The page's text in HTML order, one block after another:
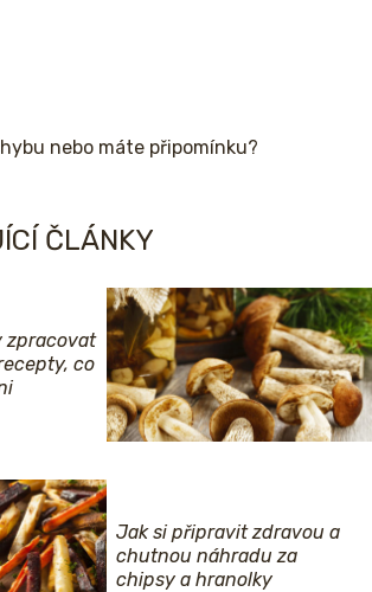
nebo máte připomínku?
ČLÁNKY
zpracovat
co
Jak si připravit zdravou a
chutnou náhradu za
chipsy a hranolky